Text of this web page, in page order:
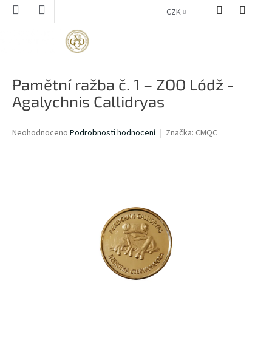
Přejít
CZK
Pamětní ražba č. 1 – ZOO Lódž -
Agalychnis Callidryas
Průměrné
Neohodnoceno Podrobnosti hodnocení Značka: CMQC